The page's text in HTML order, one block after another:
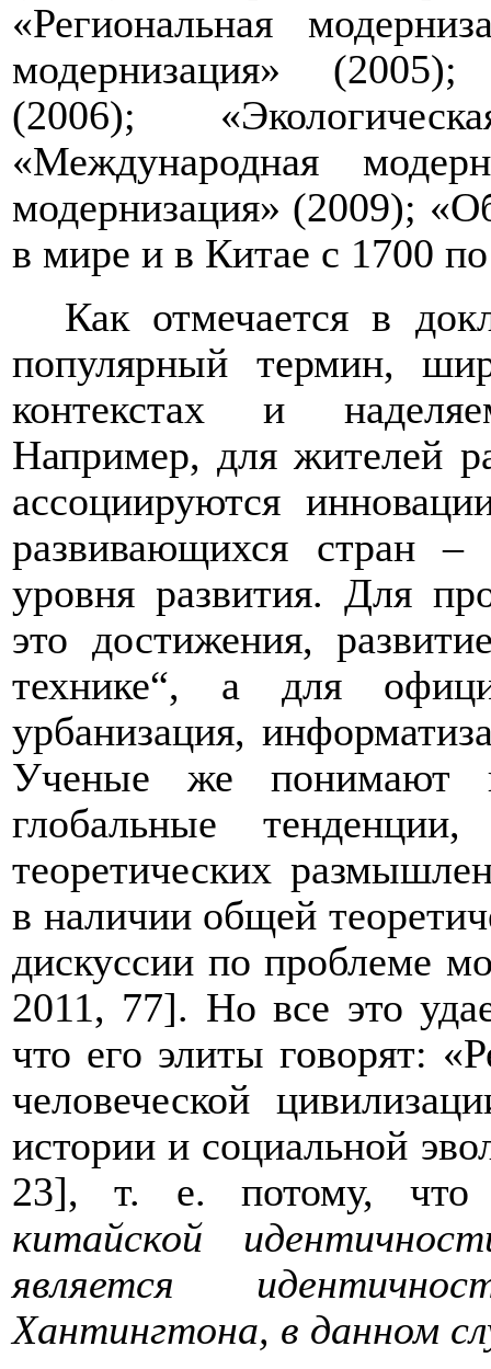
«Региональная
модернизация» (2005);
(2006);
«Международная
модернизация» (2009);
в мире и в Китае с 1700
Как отмечается в
популярный термин,
контекстах и
Например, для жителей
ассоциируются
развивающихся стран –
уровня развития. Для
это достижения,
технике“, а для
урбанизация,
Ученые же понимают
глобальные
теоретических
в наличии общей
дискуссии по проблеме
2011, 77]. Но все это
что его элиты говорят:
человеческой
истории и социальной
23], т. е. потому,
китайской
является
Хантингтона, в данном